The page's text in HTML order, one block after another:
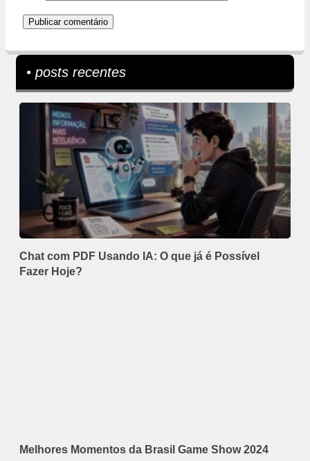
• posts recentes
Chat com PDF Usando IA: O que já é Possível
Fazer Hoje?
Melhores Momentos da Brasil Game Show 2024